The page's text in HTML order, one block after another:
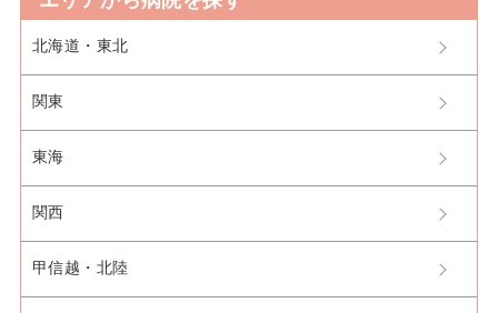
北海道・東北
関東
東海
関西
甲信越・北陸